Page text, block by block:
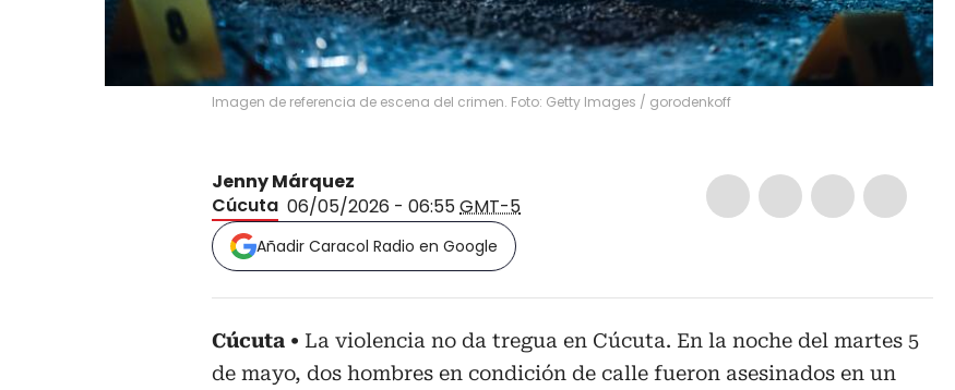
Imagen de referencia de escena del crimen. Foto: Getty Images / gorodenkoff
Jenny Márquez
Cúcuta 06/05/2026 - 06:55GMT-5
Añadir Caracol Radio en Google
Cúcuta
La violencia no da tregua en Cúcuta. En la noche del martes 5
de mayo, dos hombres en condición de calle fueron asesinados en un